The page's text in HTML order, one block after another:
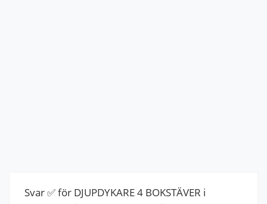
Svar ✅ för DJUPDYKARE 4 BOKSTÄVER i